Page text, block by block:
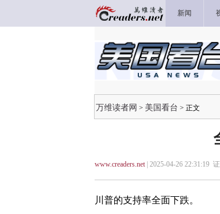
新闻
万维读者网 > 美国看台 > 正文
www.creaders.net| 2025-04-26 22:31:19
川普的支持率全面下跌。